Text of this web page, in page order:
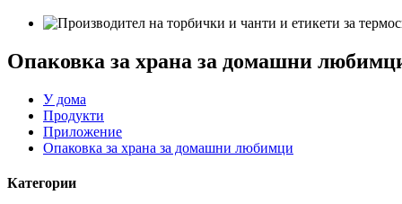
Опаковка за храна за домашни
У дома
Продукти
Приложение
Опаковка за храна за домашни любимци
Категории